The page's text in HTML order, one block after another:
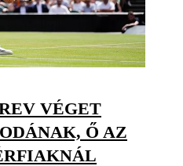
VÉGET
Ő AZ